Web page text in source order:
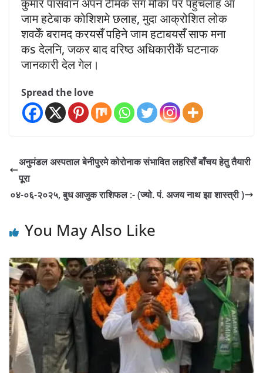
कुमार पासवान अपन टीमक संग मौका पर पहुँचलाह आ
जाम हटेबाक कोशिशमे छलाह, मुदा आक्रोशित लोक
शवकेँ बरामद करयसँ पहिने जाम हटाबयसँ साफ मना
कs देलनि, जकर बाद वरिष्ठ अधिकारीकेँ घटनाक
जानकारी देल गेल।
Spread the love
अनुमंडल अस्पताल बेनीपुरमे कोरोनाक संभावित लहरिसँ बाँचय हेतु तैयारी
पूरा
०४-०६-२०२५, बुध आजुक राशिफल :- (ज्यो. पं. अजय नाथ झा शास्त्री )
You May Also Like